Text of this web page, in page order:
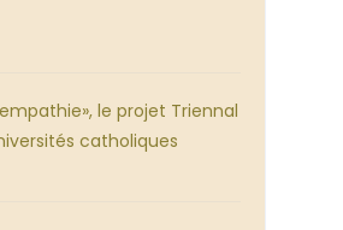
le projet Triennal
catholiques